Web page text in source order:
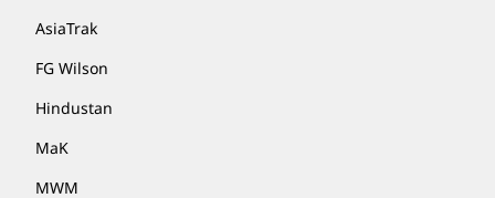
AsiaTrak
FG Wilson
Hindustan
MaK
MWM